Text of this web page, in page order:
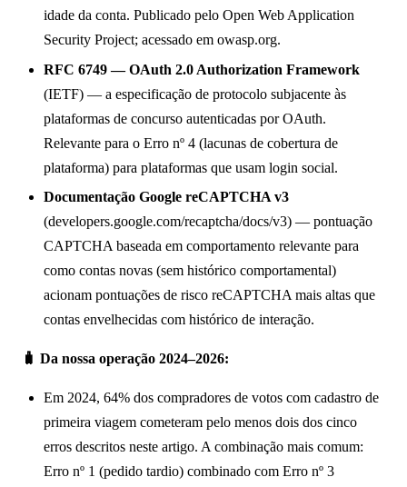
idade da conta. Publicado pelo Open Web Application
Security Project; acessado em owasp.org.
RFC 6749 — OAuth 2.0 Authorization Framework
(IETF) — a especificação de protocolo subjacente às
plataformas de concurso autenticadas por OAuth.
Relevante para o Erro nº 4 (lacunas de cobertura de
plataforma) para plataformas que usam login social.
Documentação Google reCAPTCHA v3
(developers.google.com/recaptcha/docs/v3) — pontuação
CAPTCHA baseada em comportamento relevante para
como contas novas (sem histórico comportamental)
acionam pontuações de risco reCAPTCHA mais altas que
contas envelhecidas com histórico de interação.
🧳 Da nossa operação 2024–2026:
Em 2024, 64% dos compradores de votos com cadastro de
primeira viagem cometeram pelo menos dois dos cinco
erros descritos neste artigo. A combinação mais comum:
Erro nº 1 (pedido tardio) combinado com Erro nº 3